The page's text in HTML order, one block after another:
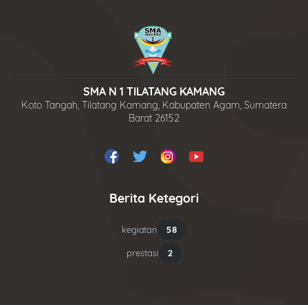
SMA N 1 TILATANG KAMANG
Koto Tangah, Tilatang Kamang, Kabupaten Agam, Sumatera
Barat 26152
Berita Ketegori
kegiatan 58
prestasi 2